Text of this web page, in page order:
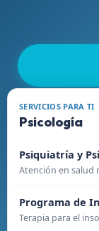
SERVICIOS PARA TI
Psicología
Psiquiatría y
Atención en salud
Programa de
Terapia para el